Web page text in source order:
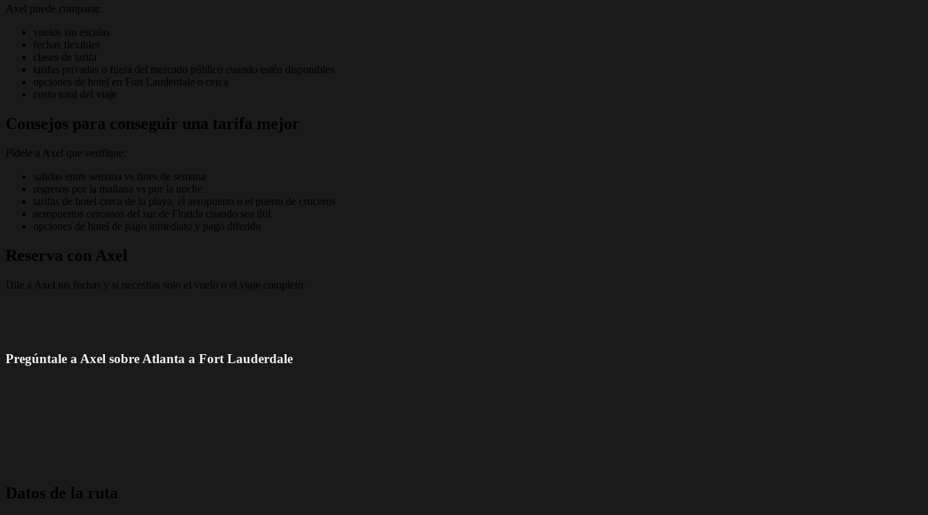
Axel puede comparar:
vuelos sin escalas
fechas flexibles
clases de tarifa
tarifas privadas o fuera del mercado público cuando estén disponibles
opciones de hotel en Fort Lauderdale o cerca
costo total del viaje
Consejos para conseguir una tarifa mejor
Pídele a Axel que verifique:
salidas entre semana vs fines de semana
regresos por la mañana vs por la noche
tarifas de hotel cerca de la playa, el aeropuerto o el puerto de cruceros
aeropuertos cercanos del sur de Florida cuando sea útil
opciones de hotel de pago inmediato y pago diferido
Reserva con Axel
Dile a Axel tus fechas y si necesitas solo el vuelo o el viaje completo.
Pregúntale a Axel sobre Atlanta a Fort Lauderdale
Datos de la ruta